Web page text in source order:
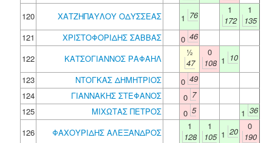
120
ΧΑΤΖΗΠΑΥΛΟΥ ΟΔΥΣΣΕΑΣ 1 76
1
172
1
135
121
ΧΡΙΣΤΟΦΟΡΙΔΗΣ ΣΑΒΒΑΣ 0 46
122
ΚΑΤΣΟΓΙΑΝΝΟΣ ΡΑΦΑΗΛ
½
47
0
108 1 10
123
ΝΤΟΓΚΑΣ ΔΗΜΗΤΡΙΟΣ 0 49
124
ΓΙΑΝΝΑΚΗΣ ΣΤΕΦΑΝΟΣ 0 7
125
ΜΙΧΩΤΑΣ ΠΕΤΡΟΣ 0 5 1 36
126
ΦΑΧΟΥΡΙΔΗΣ ΑΛΕΞΑΝΔΡΟΣ
1
128
1
105 1 20
0
190